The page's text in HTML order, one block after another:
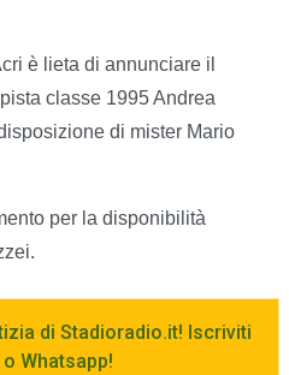
è lieta di annunciare il
classe 1995 Andrea
di mister Mario
per la disponibilità
di Stadioradio.it! Iscriviti
Whatsapp!